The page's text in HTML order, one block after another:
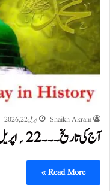
Shaikh Akram اپریل 22, 2026
آج کی تاریخ۔۔۔22؍اپریل
Read More »